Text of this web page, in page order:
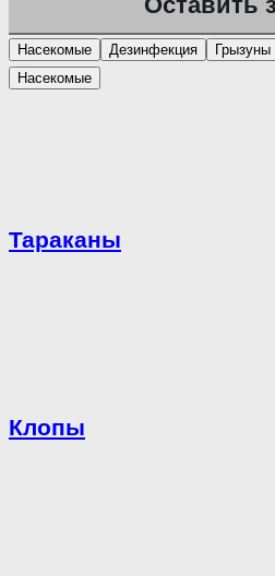
Насекомые Дезинфекция Грызуны
Насекомые
Тараканы
Клопы